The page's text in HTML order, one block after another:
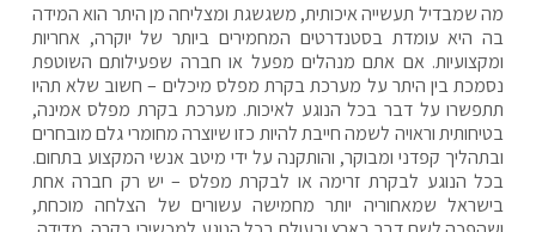
מה שמבדיל תעשייה איכותית, משגשגת ומצליחה מן היתר הוא המידה
בה היא עומדת בסטנדרטים המחמירים ביותר של יוקרה, אחריות
ומקצועיות. אם אתם מנהלים מפעל או חברה שפעילותם השוטפת
נסמכת בין היתר על מערכת בקרת מפלס מיכלים – חשוב שלא תהיו
תתפשרו על דבר בכל הנוגע לאיכות. מערכת בקרת מפלס אמינה,
בטיחותית וראויה לשמה חייבת להיות כזו שיוצרה מחומרי גלם מובחרים
ובתהליך קפדני ומבוקר, והותקנה על ידי מיטב אנשי המקצוע בתחום.
בכל הנוגע לבקרת זרימה או לבקרת מפלס – יש רק חברה אחת
בישראל שמאחוריה יותר מחמישה עשורים של הצלחה מוכחת,